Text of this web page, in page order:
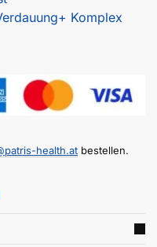
Komplex
health.at bestellen.